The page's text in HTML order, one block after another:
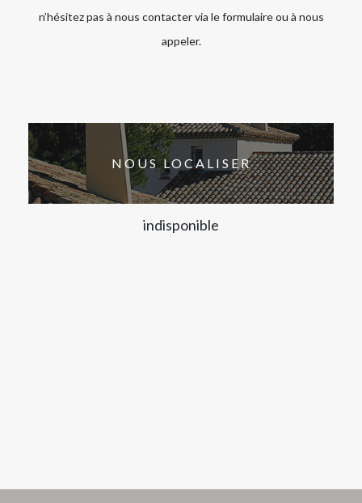
n’hésitez pas à nous contacter via le formulaire ou à nous
appeler.
NOUS LOCALISER
indisponible